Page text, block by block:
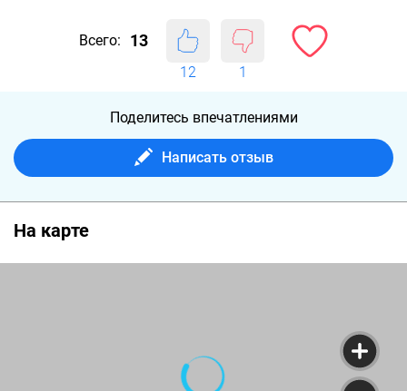
Всего: 13
12 1
Поделитесь впечатлениями
Написать отзыв
На карте